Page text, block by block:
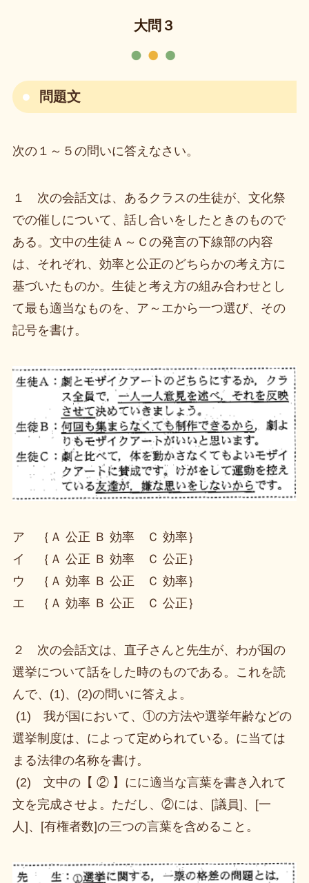
大問３
問題文
次の１～５の問いに答えなさい。
１ 次の会話文は、あるクラスの生徒が、文化祭
での催しについて、話し合いをしたときのもので
ある。文中の生徒Ａ～Ｃの発言の下線部の内容
は、それぞれ、効率と公正のどちらかの考え方に
基づいたものか。生徒と考え方の組み合わせとし
て最も適当なものを、ア～エから一つ選び、その
記号を書け。
ア ｛Ａ 公正 Ｂ 効率 Ｃ 効率｝
イ ｛Ａ 公正 Ｂ 効率 Ｃ 公正｝
ウ ｛Ａ 効率 Ｂ 公正 Ｃ 効率｝
エ ｛Ａ 効率 Ｂ 公正 Ｃ 公正｝
２ 次の会話文は、直子さんと先生が、わが国の
選挙について話をした時のものである。これを読
んで、(1)、(2)の問いに答えよ。
(1) 我が国において、①の方法や選挙年齢などの
選挙制度は、によって定められている。に当ては
まる法律の名称を書け。
(2) 文中の【 ② 】にに適当な言葉を書き入れて
文を完成させよ。ただし、②には、[議員]、[一
人]、[有権者数]の三つの言葉を含めること。